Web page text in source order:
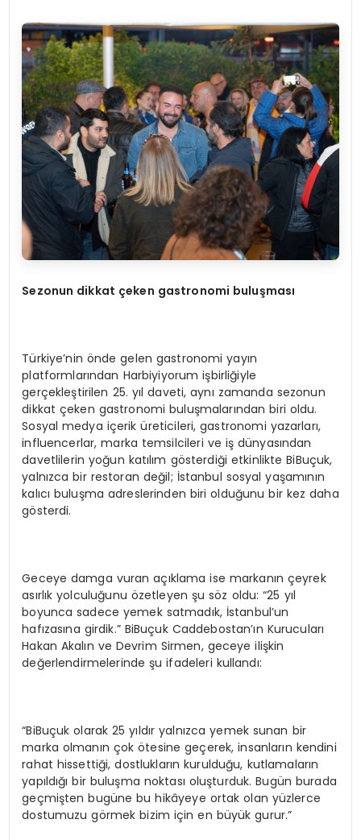
Sezonun dikkat çeken gastronomi buluşması
Türkiye’nin önde gelen gastronomi yayın
platformlarından Harbiyiyorum işbirliğiyle
gerçekleştirilen 25. yıl daveti, aynı zamanda sezonun
dikkat çeken gastronomi buluşmalarından biri oldu.
Sosyal medya içerik üreticileri, gastronomi yazarları,
influencerlar, marka temsilcileri ve iş dünyasından
davetlilerin yoğun katılım gösterdiği etkinlikte BiBuçuk,
yalnızca bir restoran değil; İstanbul sosyal yaşamının
kalıcı buluşma adreslerinden biri olduğunu bir kez daha
gösterdi.
Geceye damga vuran açıklama ise markanın çeyrek
asırlık yolculuğunu özetleyen şu söz oldu: “25 yıl
boyunca sadece yemek satmadık, İstanbul’un
hafızasına girdik.” BiBuçuk Caddebostan’ın Kurucuları
Hakan Akalın ve Devrim Sirmen, geceye ilişkin
değerlendirmelerinde şu ifadeleri kullandı:
“BiBuçuk olarak 25 yıldır yalnızca yemek sunan bir
marka olmanın çok ötesine geçerek, insanların kendini
rahat hissettiği, dostlukların kurulduğu, kutlamaların
yapıldığı bir buluşma noktası oluşturduk. Bugün burada
geçmişten bugüne bu hikâyeye ortak olan yüzlerce
dostumuzu görmek bizim için en büyük gurur.”